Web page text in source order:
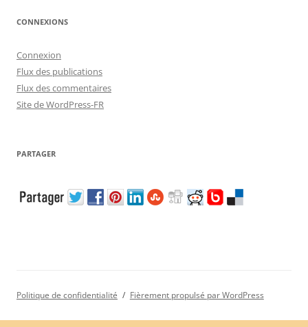
CONNEXIONS
Connexion
Flux des publications
Flux des commentaires
Site de WordPress-FR
PARTAGER
Politique de confidentialité Fièrement propulsé par WordPress